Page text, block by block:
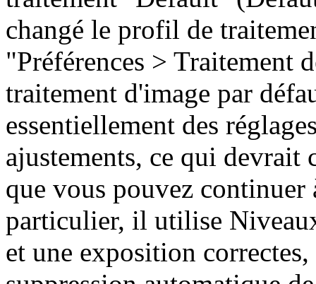
changé le profil de
"Préférences > Traitement
traitement d'image par
essentiellement des
ajustements, ce qui devrait
que vous pouvez
particulier, il utilise
et une exposition